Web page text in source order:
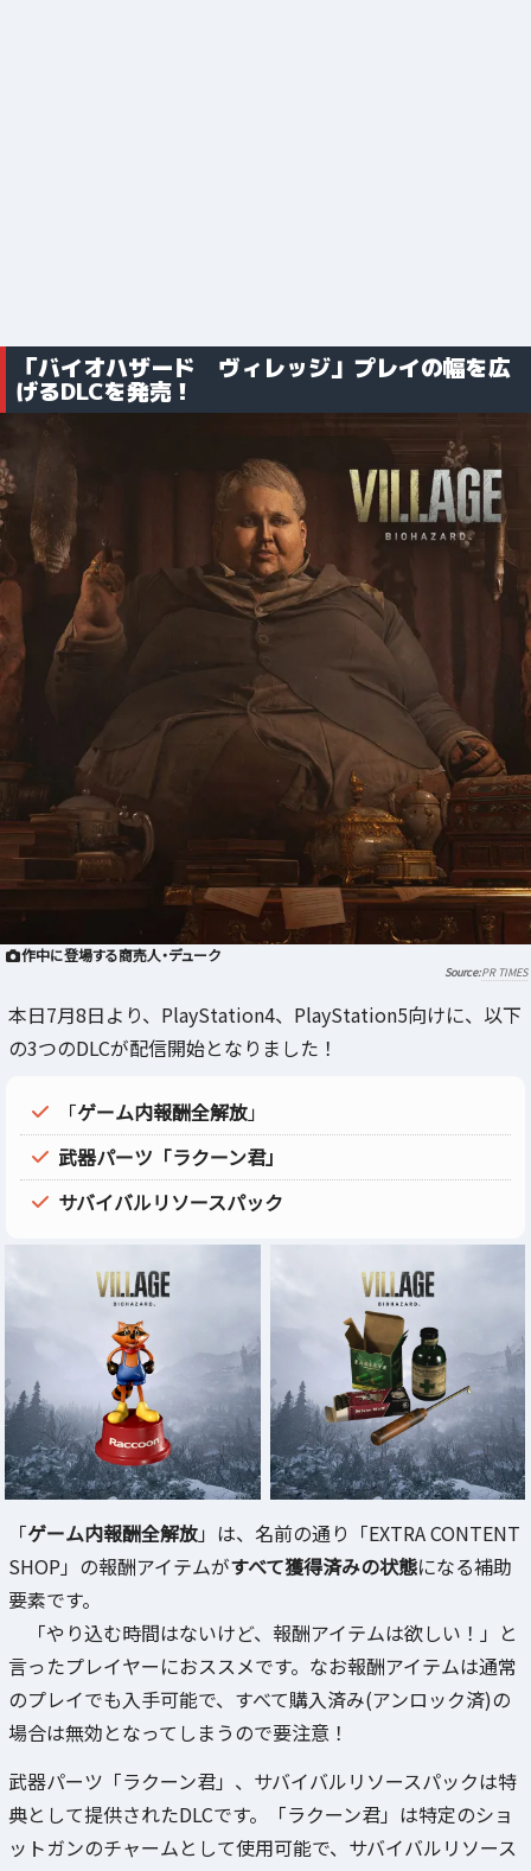
「バイオハザード ヴィレッジ」プレイの幅を広
げるDLCを発売！
作中に登場する商売人・デューク
PR TIMES
本日7月8日より、PlayStation4、PlayStation5向けに、以下
の3つのDLCが配信開始となりました！
「ゲーム内報酬全解放」
武器パーツ「ラクーン君」
サバイバルリソースパック
「ゲーム内報酬全解放」は、名前の通り「EXTRA CONTENT
SHOP」の報酬アイテムがすべて獲得済みの状態になる補助
要素です。
「やり込む時間はないけど、報酬アイテムは欲しい！」と
言ったプレイヤーにおススメです。なお報酬アイテムは通常
のプレイでも入手可能で、すべて購入済み(アンロック済)の
場合は無効となってしまうので要注意！
武器パーツ「ラクーン君」、サバイバルリソースパックは特
典として提供されたDLCです。「ラクーン君」は特定のショ
ットガンのチャームとして使用可能で、サバイバルリソース